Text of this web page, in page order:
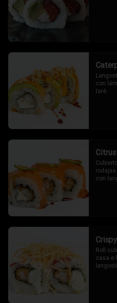
con
taré.
Citrus
con
Crispy
Roll
casa e